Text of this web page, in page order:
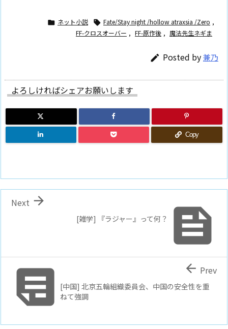
 ネット小説  Fate/Stay night /hollow atraxsia /Zero ,
FF-クロスオーバー , FF-原作後 , 魔法先生ネギま
 Posted by兼乃
よろしければシェアお願いします
Copy

[雑学] 『ラジャー』って何？

Next
[中国] 北京五輪組織委員会、中国の安全性を重
ねて強調
 Prev